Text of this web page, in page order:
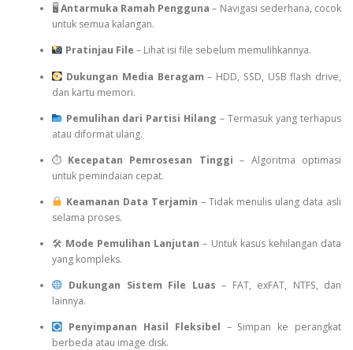
🖥Antarmuka Ramah Pengguna – Navigasi sederhana, cocok
untuk semua kalangan.
Pratinjau File – Lihat isi file sebelum memulihkannya.
Dukungan Media Beragam – HDD, SSD, USB flash drive,
dan kartu memori.
Pemulihan dari Partisi Hilang – Termasuk yang terhapus
atau diformat ulang.
⏱ Kecepatan Pemrosesan Tinggi – Algoritma optimasi
untuk pemindaian cepat.
Keamanan Data Terjamin – Tidak menulis ulang data asli
selama proses.
🛠 Mode Pemulihan Lanjutan – Untuk kasus kehilangan data
yang kompleks.
Dukungan Sistem File Luas – FAT, exFAT, NTFS, dan
lainnya.
Penyimpanan Hasil Fleksibel – Simpan ke perangkat
berbeda atau image disk.